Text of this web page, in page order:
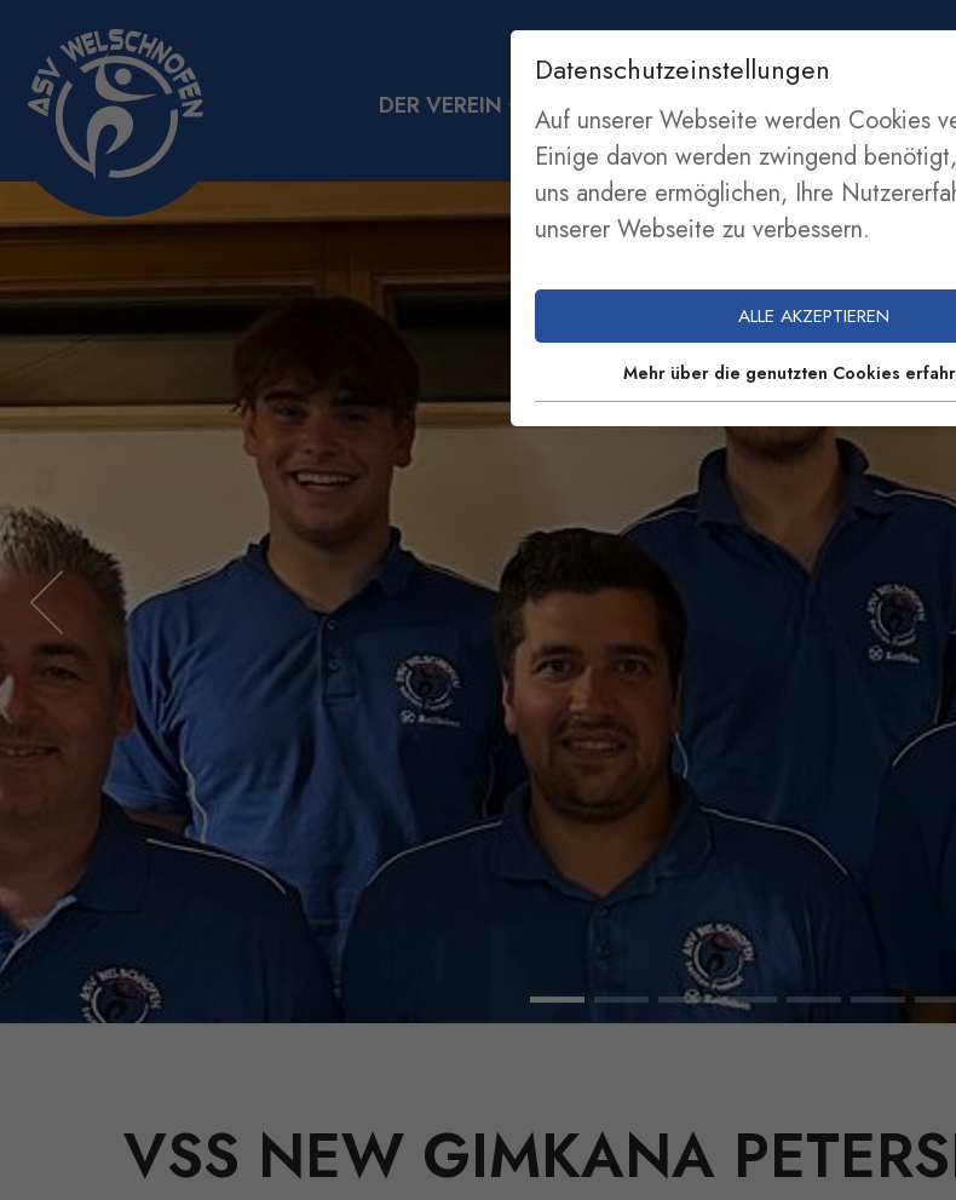
ASV WELSCHNOFEN
FUSSBALL
VSS NEW GIMKANA
Datenschutzeinstellungen
Auf unserer Webseite werden Cookies
Einige davon werden zwingend
uns andere ermöglichen, Ihre
unserer Webseite zu verbessern.
ALLE AKZEPTIEREN
Mehr über die genutzten Cookies
DER VEREIN SEKTIONEN NEWS SPONSOREN